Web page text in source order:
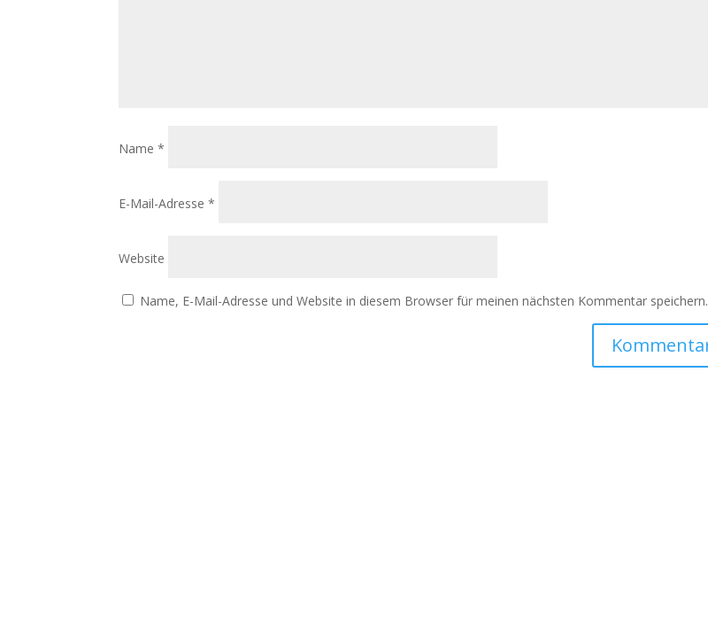
Name*
E-Mail-Adresse*
Website
Name, E-Mail-Adresse und Website in diesem Browser für meinen nächsten Kommentar speichern.